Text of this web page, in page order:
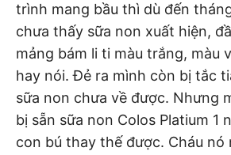
trình mang bầu thì dù đến
chưa thấy sữa non xuất hiện,
mảng bám li ti màu trắng, màu
hay nói. Đẻ ra mình còn bị tắc
sữa non chưa về được. Nhưng
bị sẵn sữa non Colos Platium 1
con bú thay thế được. Cháu nó